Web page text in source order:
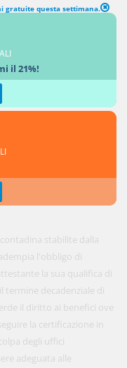
stabilite dalla
l'obbligo di
la sua qualifica di
decadenziale di
il diritto ai benefici ove
la certificazione in
degli uffici
adeguata alle
gratuite questa settimana.
il 21%!